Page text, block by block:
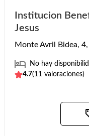
Institucion
Jesus
Monte Avril Bidea,
No hay
4.7(11 valoraciones)